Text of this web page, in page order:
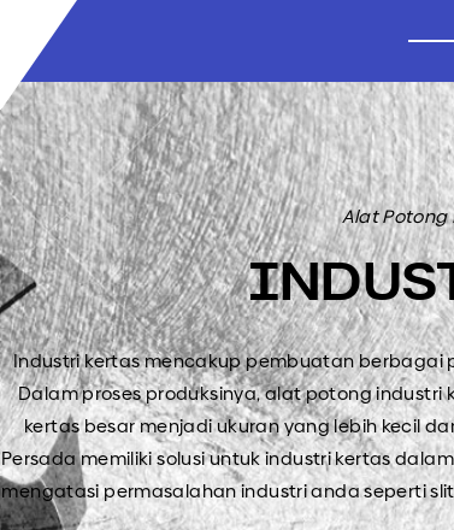
Alat
Industri
Industri
Industri
Industri
Industri
Industri
Industri
Industri Pipa
Alat Potong
Industri kertas mencakup pembuatan berbagai
Dalam proses produksinya, alat potong
kertas besar menjadi ukuran yang lebih kecil
Persada memiliki solusi untuk industri kertas
mengatasi permasalahan industri anda seperti